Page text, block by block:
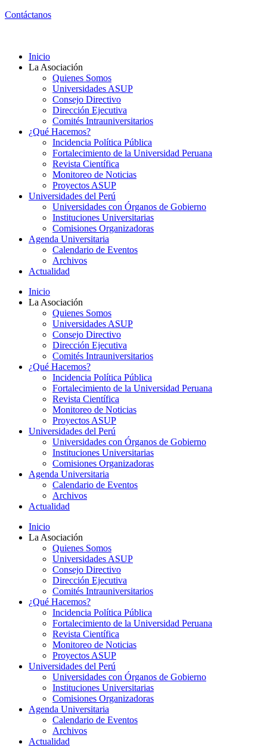
Contáctanos
Inicio
La Asociación
Quienes Somos
Universidades ASUP
Consejo Directivo
Dirección Ejecutiva
Comités Intrauniversitarios
¿Qué Hacemos?
Incidencia Política Pública
Fortalecimiento de la Universidad Peruana
Revista Científica
Monitoreo de Noticias
Proyectos ASUP
Universidades del Perú
Universidades con Órganos de Gobierno
Instituciones Universitarias
Comisiones Organizadoras
Agenda Universitaria
Calendario de Eventos
Archivos
Actualidad
Inicio
La Asociación
Quienes Somos
Universidades ASUP
Consejo Directivo
Dirección Ejecutiva
Comités Intrauniversitarios
¿Qué Hacemos?
Incidencia Política Pública
Fortalecimiento de la Universidad Peruana
Revista Científica
Monitoreo de Noticias
Proyectos ASUP
Universidades del Perú
Universidades con Órganos de Gobierno
Instituciones Universitarias
Comisiones Organizadoras
Agenda Universitaria
Calendario de Eventos
Archivos
Actualidad
Inicio
La Asociación
Quienes Somos
Universidades ASUP
Consejo Directivo
Dirección Ejecutiva
Comités Intrauniversitarios
¿Qué Hacemos?
Incidencia Política Pública
Fortalecimiento de la Universidad Peruana
Revista Científica
Monitoreo de Noticias
Proyectos ASUP
Universidades del Perú
Universidades con Órganos de Gobierno
Instituciones Universitarias
Comisiones Organizadoras
Agenda Universitaria
Calendario de Eventos
Archivos
Actualidad